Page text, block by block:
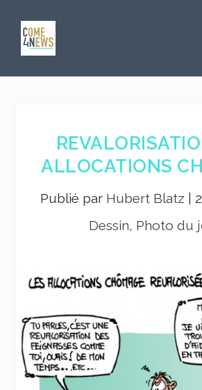
ALLOCATIONS
Publié par Hubert Blatz
Dessin, Photo du